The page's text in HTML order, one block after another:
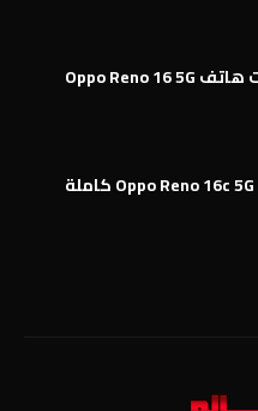
مواصفات وميزات هاتف Oppo Reno 16 5G